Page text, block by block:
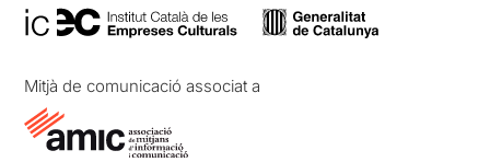
Mitjà de comunicació associat a